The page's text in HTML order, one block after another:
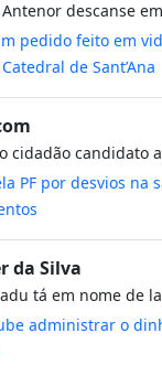
descanse
pedido feito em
de Sant’Ana
cidadão candidato
PF por desvios na
da Silva
tá em nome de
administrar o